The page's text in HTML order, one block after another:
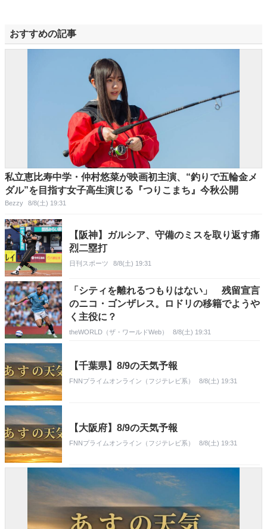
おすすめの記事
私立恵比寿中学・仲村悠菜が映画初主演、“釣りで五輪金メ
ダル”を目指す女子高生演じる『つりこまち』今秋公開
Bezzy 8/8(土) 19:31
【阪神】ガルシア、守備のミスを取り返す痛
烈二塁打
日刊スポーツ 8/8(土) 19:31
「シティを離れるつもりはない」 残留宣言
のニコ・ゴンザレス。ロドリの移籍でようや
く主役に？
theWORLD（ザ・ワールドWeb） 8/8(土) 19:31
【千葉県】8/9の天気予報
FNNプライムオンライン（フジテレビ系） 8/8(土) 19:31
【大阪府】8/9の天気予報
FNNプライムオンライン（フジテレビ系） 8/8(土) 19:31